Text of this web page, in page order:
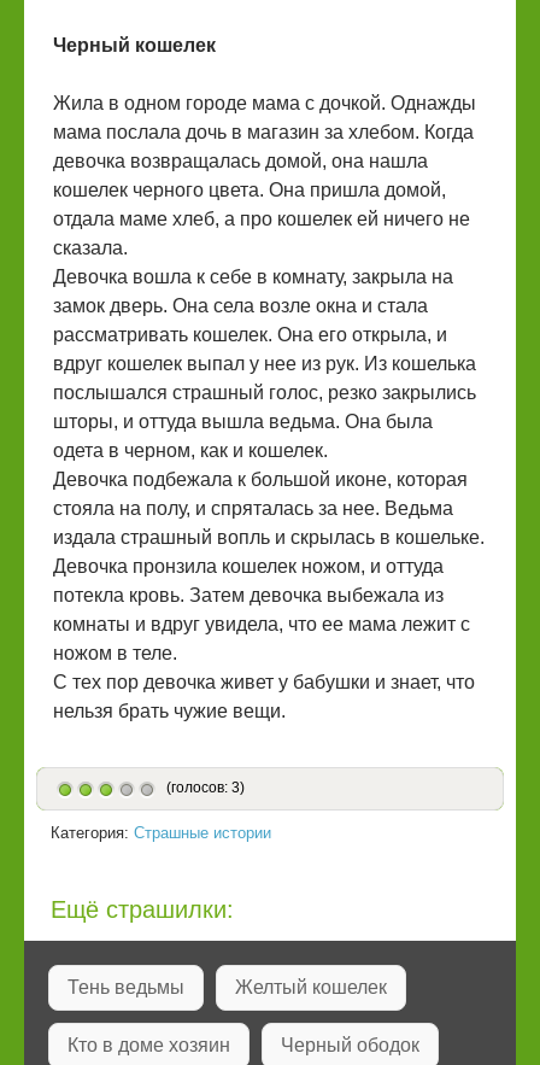
Черный кошелек
Жила в одном городе мама с дочкой. Однажды
мама послала дочь в магазин за хлебом. Когда
девочка возвращалась домой, она нашла
кошелек черного цвета. Она пришла домой,
отдала маме хлеб, а про кошелек ей ничего не
сказала.
Девочка вошла к себе в комнату, закрыла на
замок дверь. Она села возле окна и стала
рассматривать кошелек. Она его открыла, и
вдруг кошелек выпал у нее из рук. Из кошелька
послышался страшный голос, резко закрылись
шторы, и оттуда вышла ведьма. Она была
одета в черном, как и кошелек.
Девочка подбежала к большой иконе, которая
стояла на полу, и спряталась за нее. Ведьма
издала страшный вопль и скрылась в кошельке.
Девочка пронзила кошелек ножом, и оттуда
потекла кровь. Затем девочка выбежала из
комнаты и вдруг увидела, что ее мама лежит с
ножом в теле.
С тех пор девочка живет у бабушки и знает, что
нельзя брать чужие вещи.
(голосов: 3)
Категория: Страшные истории
Ещё страшилки:
Тень ведьмы Желтый кошелек
Кто в доме хозяин Черный ободок